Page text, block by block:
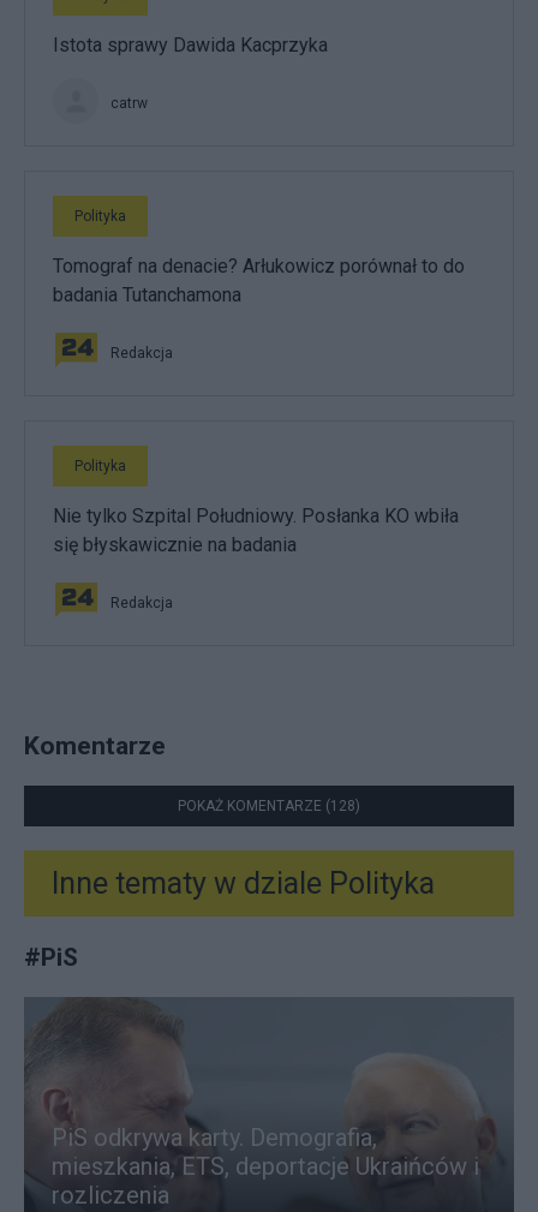
Istota sprawy Dawida Kacprzyka
catrw
Polityka
Tomograf na denacie? Arłukowicz porównał to do
badania Tutanchamona
Redakcja
Polityka
Nie tylko Szpital Południowy. Posłanka KO wbiła
się błyskawicznie na badania
Redakcja
Komentarze
POKAŻ KOMENTARZE (128)
Inne tematy w dziale Polityka
#PiS
PiS odkrywa karty. Demografia,
mieszkania, ETS, deportacje Ukraińców i
rozliczenia